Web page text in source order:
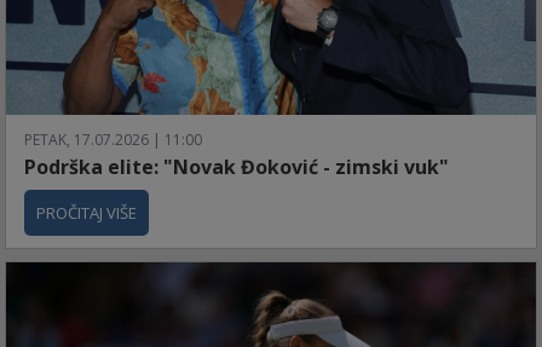
PETAK, 17.07.2026 | 11:00
Podrška elite: "Novak Đoković - zimski vuk"
PROČITAJ VIŠE